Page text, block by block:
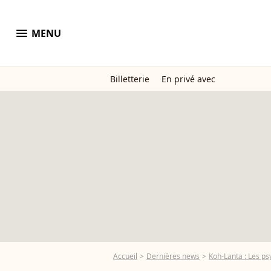
menu MENU
Billetterie En privé avec
Accueil Dernières news Koh-Lanta : Les